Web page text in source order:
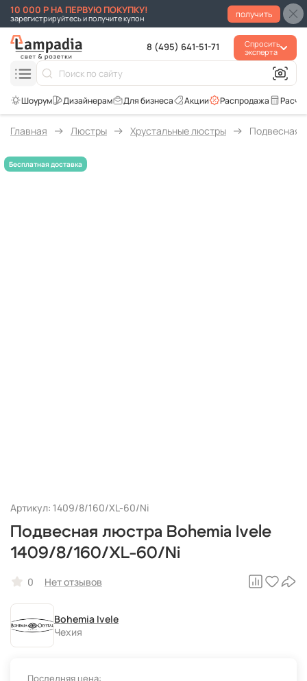
10 000 Р НА ПЕРВУЮ ПОКУПКУ!
зарегистрируйтесь и получите купон получить
8 (495) 641-51-71
Спросить
эксперта
Распродажа
Акции
Для бизнеса
Главная Люстры Хрустальные люстры Подвесная
Артикул: 1409/8/160/XL-60/Ni
Подвесная люстра Bohemia Ivele
1409/8/160/XL-60/Ni
0 Нет отзывов
Bohemia Ivele
Чехия
Последняя цена: